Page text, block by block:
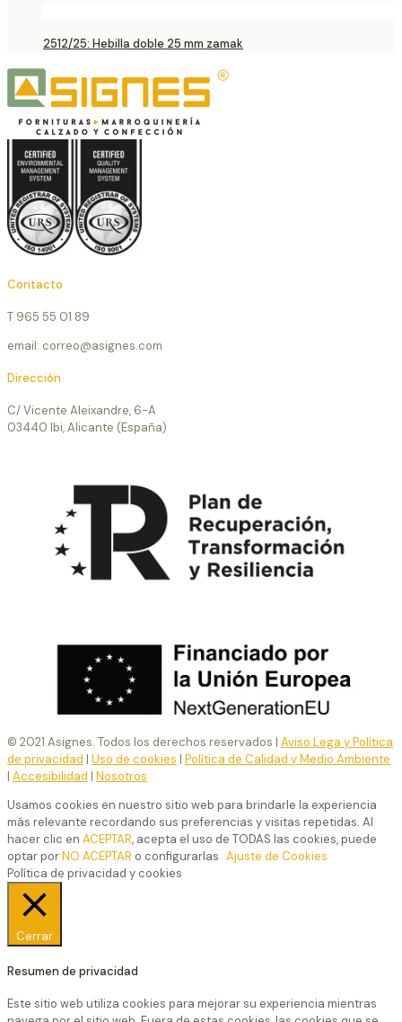
2512/25: Hebilla doble 25 mm zamak
Contacto
T 965 55 01 89
email: correo@asignes.com
Dirección
C/ Vicente Aleixandre, 6-A
03440 Ibi, Alicante (España)
© 2021 Asignes. Todos los derechos reservados | Aviso Lega y Política
de privacidad | Uso de cookies | Política de Calidad y Medio Ambiente
| Accesibilidad | Nosotros
Usamos cookies en nuestro sitio web para brindarle la experiencia
más relevante recordando sus preferencias y visitas repetidas. Al
hacer clic en ACEPTAR, acepta el uso de TODAS las cookies, puede
optar porNO ACEPTAR o configurarlas Ajuste de Cookies
Política de privacidad y cookies
Cerrar
Resumen de privacidad
Este sitio web utiliza cookies para mejorar su experiencia mientras